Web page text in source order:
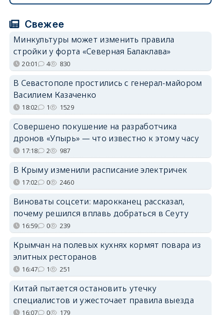
Свежее
Минкультуры может изменить правила
стройки у форта «Северная Балаклава»
20:01 4 830
В Севастополе простились с генерал-майором
Василием Казаченко
18:02 1 1529
Совершено покушение на разработчика
дронов «Упырь» — что известно к этому часу
17:18 2 987
В Крыму изменили расписание электричек
17:02 0 2460
Виноваты соцсети: марокканец рассказал,
почему решился вплавь добраться в Сеуту
16:59 0 239
Крымчан на полевых кухнях кормят повара из
элитных ресторанов
16:47 1 251
Китай пытается остановить утечку
специалистов и ужесточает правила выезда
16:07 0 179